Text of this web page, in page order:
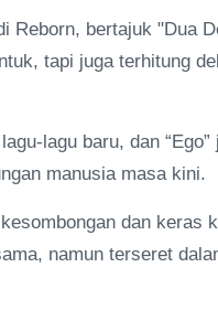
Reborn, bertajuk "Dua
tapi juga terhitung
lagu baru, dan
manusia masa kini.
dan keras
namun terseret